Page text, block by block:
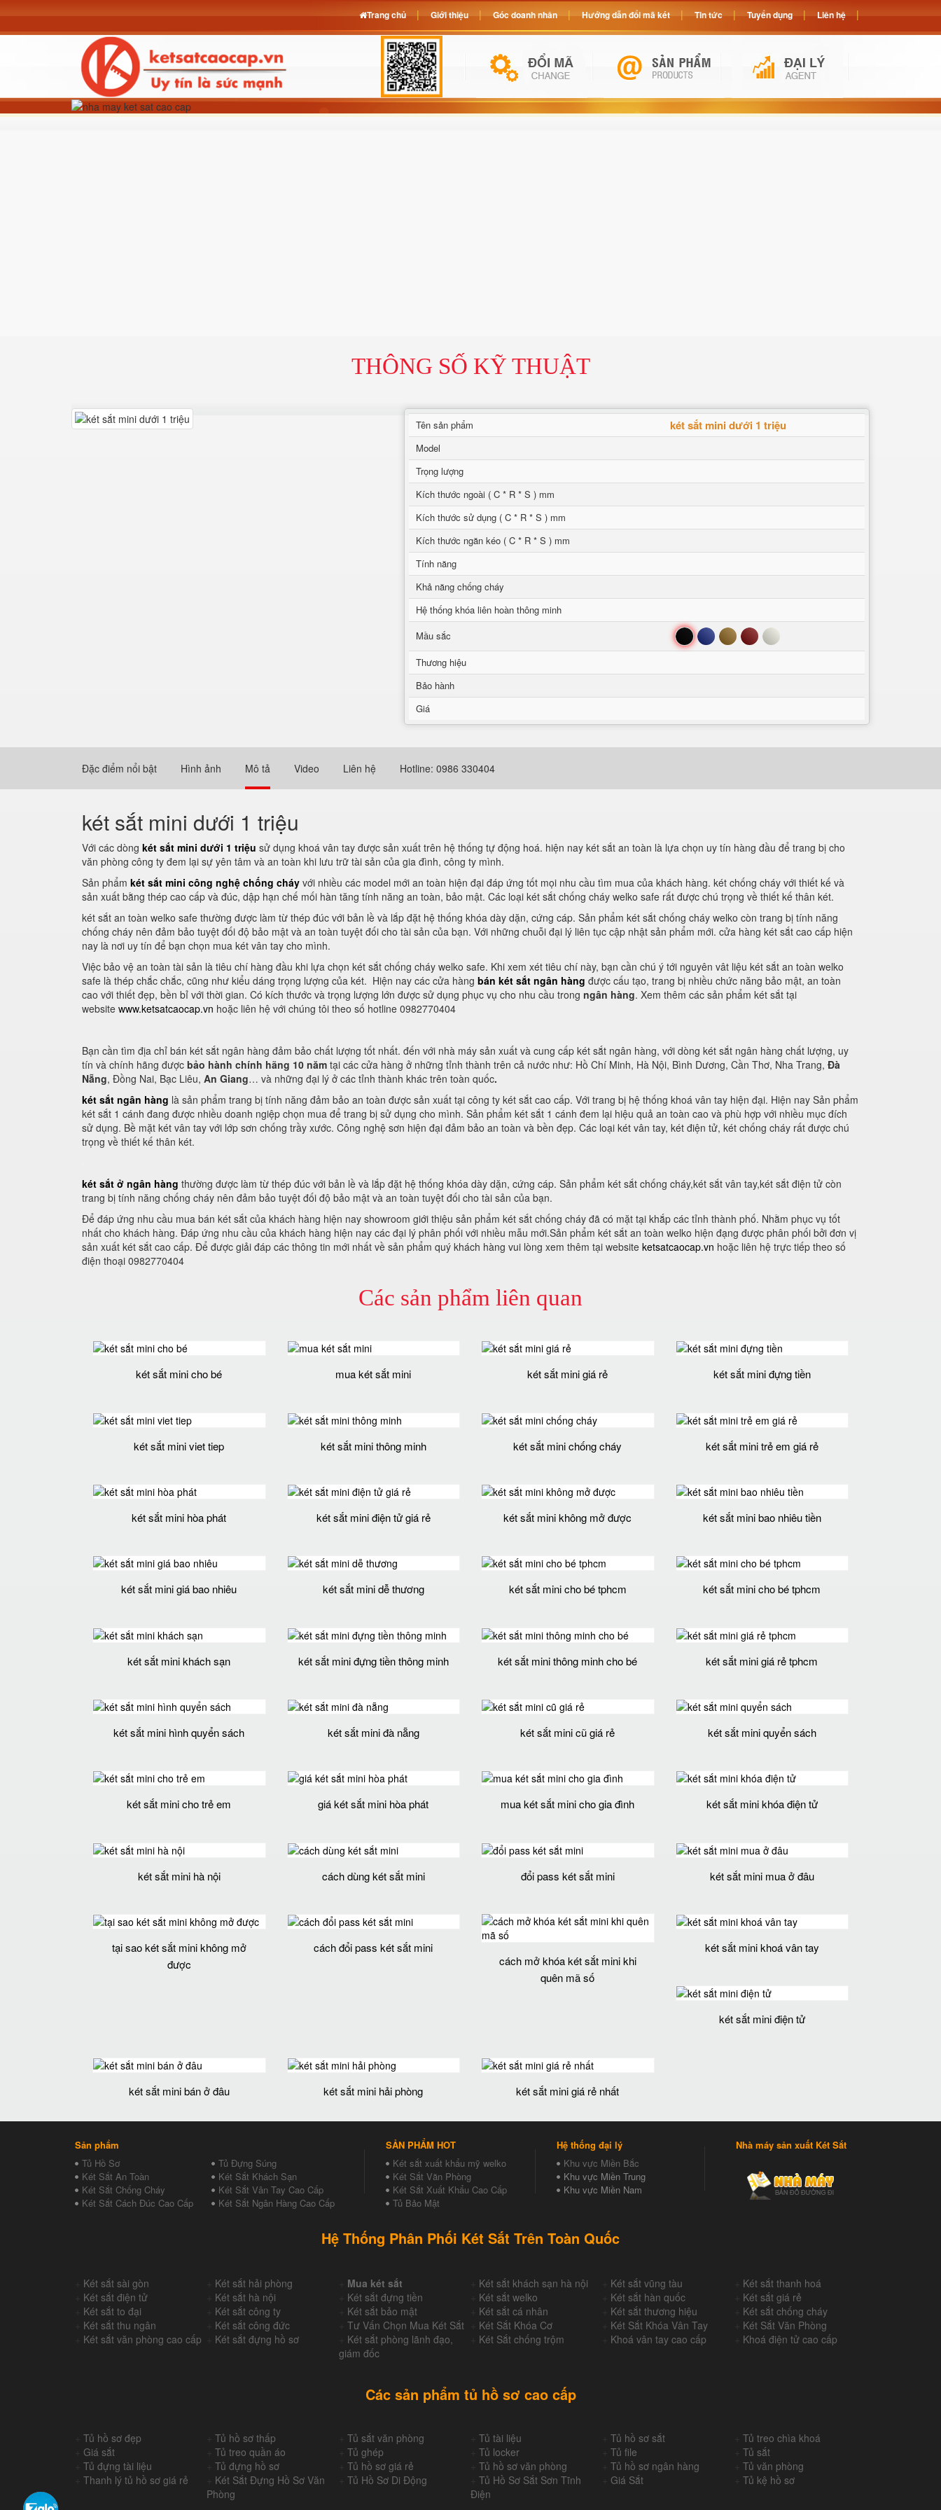
THÔNG SỐ KỸ THUẬT
Tên sản phẩm két sắt mini dưới 1 triệu
Model
Trọng lượng
Kích thước ngoài ( C * R * S ) mm
Kích thước sử dụng ( C * R * S ) mm
Kích thước ngăn kéo ( C * R * S ) mm
Tính năng
Khả năng chống cháy
Hệ thống khóa liên hoàn thông minh
Mầu sắc
Đen Xanh Nâu Đỏ Trắng
Thương hiệu
Bảo hành
Giá
Đặc điểm nổi bật Hình ảnh Mô tả Video Liên hệ Hotline: 0986 330404
két sắt mini dưới 1 triệu
Với các dòng két sắt mini dưới 1 triệu sử dụng khoá vân tay được sản xuất trên hệ thống tự động hoá. hiện nay két sắt an toàn là lựa chọn uy tín hàng đầu để trang bị cho
văn phòng công ty đem lại sự yên tâm và an toàn khi lưu trữ tài sản của gia đình, công ty mình.
Sản phẩm két sắt mini công nghệ chống cháy với nhiều các model mới an toàn hiện đại đáp ứng tốt mọi nhu cầu tìm mua của khách hàng. két chống cháy với thiết kế và
sản xuất bằng thép cao cấp và đúc, dập hạn chế mối hàn tăng tính năng an toàn, bảo mật. Các loại két sắt chống cháy welko safe rất được chú trọng về thiết kế thân két.
két sắt an toàn welko safe thường được làm từ thép đúc với bản lề và lắp đặt hệ thống khóa dày dặn, cứng cáp. Sản phẩm két sắt chống cháy welko còn trang bị tính năng
chống cháy nên đảm bảo tuyệt đối độ bảo mật và an toàn tuyệt đối cho tài sản của bạn. Với những chuỗi đại lý liên tục cập nhật sản phẩm mới. cửa hàng két sắt cao cấp hiện
nay là nơi uy tín để bạn chọn mua két vân tay cho mình.
Việc bảo vệ an toàn tài sản là tiêu chí hàng đầu khi lựa chọn két sắt chống cháy welko safe. Khi xem xét tiêu chí này, bạn cần chú ý tới nguyên vât liệu két sắt an toàn welko
safe là thép chắc chắc, cũng như kiểu dáng trọng lượng của két. Hiện nay các cửa hàng bán két sắt ngân hàng được cấu tạo, trang bị nhiều chức năng bảo mật, an toàn
cao với thiết đẹp, bền bỉ với thời gian. Có kích thước và trọng lượng lớn được sử dụng phục vụ cho nhu cầu trong ngân hàng. Xem thêm các sản phẩm két sắt tại
website www.ketsatcaocap.vn hoặc liên hệ với chúng tôi theo số hotline 0982770404
Bạn cần tìm địa chỉ bán két sắt ngân hàng đảm bảo chất lượng tốt nhất. đến với nhà máy sản xuất và cung cấp két sắt ngân hàng, với dòng két sắt ngân hàng chất lượng, uy
tín và chính hãng được bảo hành chính hãng 10 năm tại các cửa hàng ở những tỉnh thành trên cả nước như: Hồ Chí Minh, Hà Nội, Bình Dương, Cần Thơ, Nha Trang, Đà
Nẵng, Đồng Nai, Bạc Liêu, An Giang… và những đại lý ở các tỉnh thành khác trên toàn quốc.
két sắt ngân hàng là sản phẩm trang bị tính năng đảm bảo an toàn được sản xuất tại công ty két sắt cao cấp. Với trang bị hệ thống khoá vân tay hiện đại. Hiện nay Sản phẩm
két sắt 1 cánh đang được nhiều doanh ngiệp chọn mua để trang bị sử dụng cho mình. Sản phẩm két sắt 1 cánh đem lại hiệu quả an toàn cao và phù hợp với nhiều mục đích
sử dụng. Bề mặt két vân tay với lớp sơn chống trầy xước. Công nghệ sơn hiện đại đảm bảo an toàn và bền đẹp. Các loại két vân tay, két điện tử, két chống cháy rất được chú
trọng về thiết kế thân két.
két sắt ở ngân hàng thường được làm từ thép đúc với bản lề và lắp đặt hệ thống khóa dày dặn, cứng cáp. Sản phẩm két sắt chống cháy,két sắt vân tay,két sắt điện tử còn
trang bị tính năng chống cháy nên đảm bảo tuyệt đối độ bảo mật và an toàn tuyệt đối cho tài sản của bạn.
Để đáp ứng nhu cầu mua bán két sắt của khách hàng hiện nay showroom giới thiệu sản phẩm két sắt chống cháy đã có mặt tại khắp các tỉnh thành phố. Nhằm phục vụ tốt
nhất cho khách hàng. Đáp ứng nhu cầu của khách hàng hiện nay các đại lý phân phối với nhiều mẫu mới.Sản phẩm két sắt an toàn welko hiện đạng được phân phối bởi đơn vị
sản xuất két sắt cao cấp. Để được giải đáp các thông tin mới nhất về sản phẩm quý khách hàng vui lòng xem thêm tại website ketsatcaocap.vn hoặc liên hệ trực tiếp theo số
điện thoại 0982770404
Các sản phẩm liên quan
két sắt mini cho bé mua két sắt mini két sắt mini giá rẻ két sắt mini đựng tiền
két sắt mini viet tiep két sắt mini thông minh két sắt mini chống cháy két sắt mini trẻ em giá rẻ
két sắt mini hòa phát két sắt mini điện tử giá rẻ két sắt mini không mở được két sắt mini bao nhiêu tiền
két sắt mini giá bao nhiêu két sắt mini dễ thương két sắt mini cho bé tphcm két sắt mini cho bé tphcm
két sắt mini khách sạn két sắt mini đựng tiền thông minh két sắt mini thông minh cho bé két sắt mini giá rẻ tphcm
két sắt mini hình quyển sách két sắt mini đà nẵng két sắt mini cũ giá rẻ két sắt mini quyển sách
két sắt mini cho trẻ em giá két sắt mini hòa phát mua két sắt mini cho gia đình két sắt mini khóa điện tử
két sắt mini hà nội cách dùng két sắt mini đổi pass két sắt mini két sắt mini mua ở đâu
tại sao két sắt mini không mở
được
cách đổi pass két sắt mini
cách mở khóa két sắt mini khi
quên mã số
két sắt mini khoá vân tay
két sắt mini điện tử
két sắt mini bán ở đâu két sắt mini hải phòng két sắt mini giá rẻ nhất
Sản phẩm
Tủ Hồ Sơ
Tủ Đựng Súng
Két Sắt An Toàn
Két Sắt Khách Sạn
Két Sắt Chống Cháy
Két Sắt Vân Tay Cao Cấp
Két Sắt Cách Đúc Cao Cấp
Két Sắt Ngân Hàng Cao Cấp
SẢN PHẨM HOT
Két sắt xuất khẩu mỹ welko
Két Sắt Văn Phòng
Két Sắt Xuất Khẩu Cao Cấp
Tủ Bảo Mật
Hệ thống đại lý
Khu vực Miền Bắc
Khu vực Miền Trung
Khu vực Miền Nam
Nhà máy sản xuất Két Sắt
Hệ Thống Phân Phối Két Sắt Trên Toàn Quốc
Két sắt sài gòn Két sắt hải phòng Mua két sắt Két sắt khách sạn hà nội Két sắt vũng tàu
Két sắt thanh hoá
Két sắt điện tử Két sắt hà nội Két sắt đựng tiền Két sắt welko Két sắt hàn quốc
Két sắt giá rẻ
Két sắt to đại Két sắt công ty Két sắt bảo mật Két sắt cá nhân Két sắt thương hiệu
Két sắt chống cháy
Két sắt thu ngân Két sắt công đức Tư Vấn Chọn Mua Két Sắt Két Sắt Khóa Cơ Két Sắt Khóa Vân Tay
Két Sắt Văn Phòng
Két sắt văn phòng cao cấp Két sắt đựng hồ sơ
Két sắt phòng lãnh đạo,
giám đốc
Két Sắt chống trộm Khoá vân tay cao cấp Khoá điện tử cao cấp
Các sản phẩm tủ hồ sơ cao cấp
Tủ hồ sơ đẹp +Tủ hồ sơ thấp Tủ sắt văn phòng Tủ tài liệu +Tủ hồ sơ sắt
Tủ treo chìa khoá
Giá sắt +Tủ treo quần áo Tủ ghép Tủ locker +Tủ file
Tủ sắt
Tủ đựng tài liệu +Tủ đựng hồ sơ Tủ hồ sơ giá rẻ Tủ hồ sơ văn phòng +Tủ hồ sơ ngân hàng
Tủ văn phòng
Thanh lý tủ hồ sơ giá rẻ
Két Sắt Đựng Hồ Sơ Văn
Phòng
Tủ Hồ Sơ Di Động
Tủ Hồ Sơ Sắt Sơn Tĩnh
Điện
+Giá Sắt Tủ kệ hồ sơ
Trang chủ Giới thiệu Góc doanh nhân Hướng dẫn đổi mã két Tin tức Tuyển dụng Liên hệ